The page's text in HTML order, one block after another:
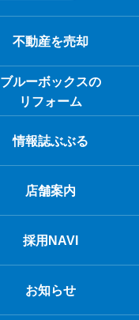
不動産を売却
ブルーボックスの
リフォーム
情報誌ぶぶる
店舗案内
採用NAVI
お知らせ